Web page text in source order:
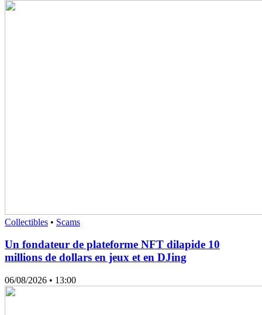
Collectibles • Scams
Un fondateur de plateforme NFT dilapide 10
millions de dollars en jeux et en DJing
06/08/2026 • 13:00